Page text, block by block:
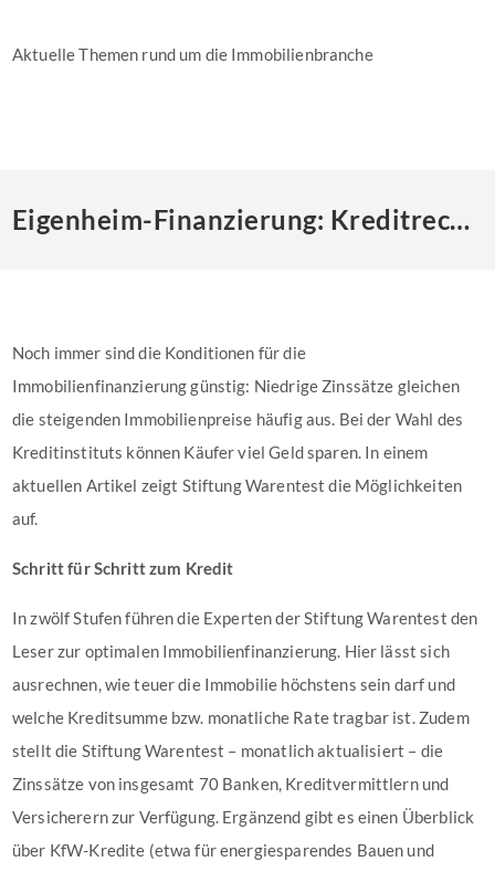
Aktuelle Themen rund um die Immobilienbranche
Eigenheim-Finanzierung: Kreditrechner der Stiftung Warentest
Noch immer sind die Konditionen für die
Immobilienfinanzierung günstig: Niedrige Zinssätze gleichen
die steigenden Immobilienpreise häufig aus. Bei der Wahl des
Kreditinstituts können Käufer viel Geld sparen. In einem
aktuellen Artikel zeigt Stiftung Warentest die Möglichkeiten
auf.
Schritt für Schritt zum Kredit
In zwölf Stufen führen die Experten der Stiftung Warentest den
Leser zur optimalen Immobilien­finanzierung. Hier lässt sich
ausrechnen, wie teuer die Immobilie höchstens sein darf und
welche Kreditsumme bzw. monatliche Rate tragbar ist. Zudem
stellt die Stiftung Warentest – monatlich aktualisiert – die
Zinssätze von insgesamt 70 Banken, Kreditvermittlern und
Versicherern zur Verfügung. Ergänzend gibt es einen Über­blick
über KfW-Kredite (etwa für energiesparendes Bauen und